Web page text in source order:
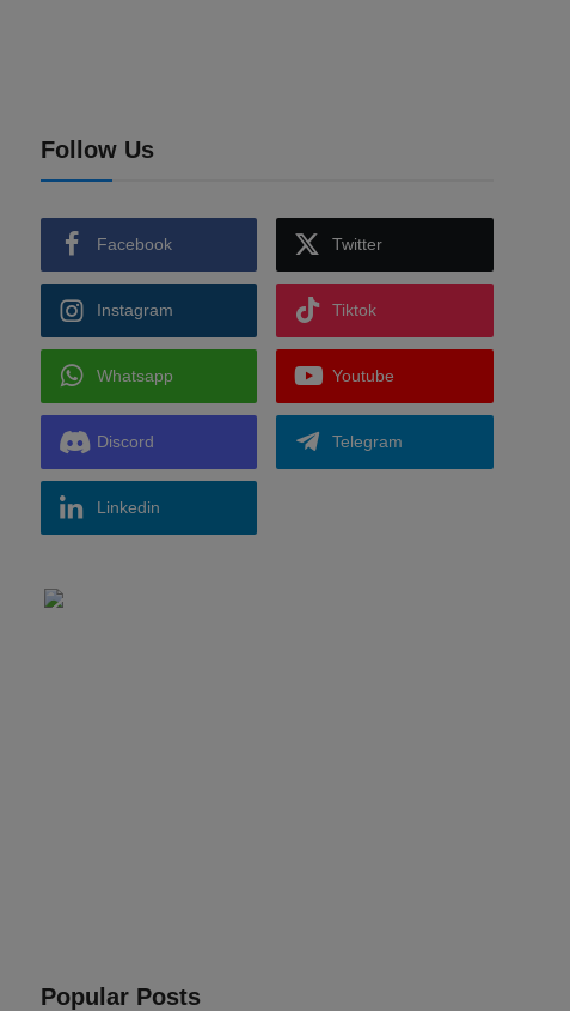
Follow Us
Facebook Twitter
Instagram Tiktok
Whatsapp Youtube
Discord Telegram
Linkedin
Popular Posts